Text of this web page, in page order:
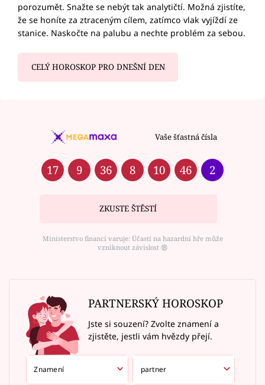
porozumět. Snažte se nebýt tak analytičtí. Možná zjistíte,
že se honíte za ztraceným cílem, zatímco vlak vyjíždí ze
stanice. Naskočte na palubu a nechte problém za sebou.
CELÝ HOROSKOP PRO DNEŠNÍ DEN
Vaše šťastná čísla
17 9 36 8 10 46 2
ZKUSTE ŠTĚSTÍ
Ministerstvo financí varuje: Účastí na hazardní hře může
vzniknout závislost ⑱
PARTNERSKÝ HOROSKOP
Jste si souzení? Zvolte znamení a
zjistěte, jestli vám hvězdy přejí.